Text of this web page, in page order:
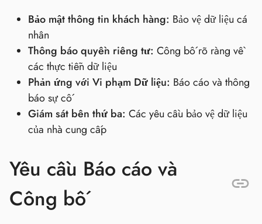
Bảo mật thông tin khách hàng: Bảo vệ dữ liệu cá
nhân
Thông báo quyền riêng tư: Công bố rõ ràng về
các thực tiễn dữ liệu
Phản ứng với Vi phạm Dữ liệu: Báo cáo và thông
báo sự cố
Giám sát bên thứ ba: Các yêu cầu bảo vệ dữ liệu
của nhà cung cấp
Yêu cầu Báo cáo và
Công bố